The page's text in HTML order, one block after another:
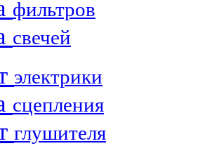
фильтров
свечей
электрики
сцепления
глушителя